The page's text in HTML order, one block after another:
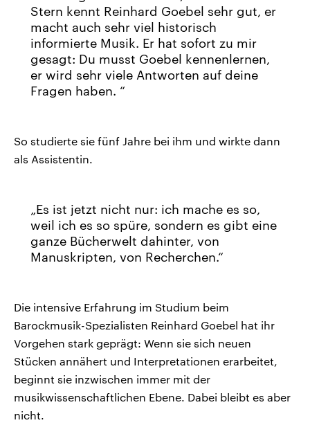
Stern kennt Reinhard Goebel sehr gut, er
macht auch sehr viel historisch
informierte Musik. Er hat sofort zu mir
gesagt: Du musst Goebel kennenlernen,
er wird sehr viele Antworten auf deine
Fragen haben.
So studierte sie fünf Jahre bei ihm und wirkte dann
als Assistentin.
Es ist jetzt nicht nur: ich mache es so,
weil ich es so spüre, sondern es gibt eine
ganze Bücherwelt dahinter, von
Manuskripten, von Recherchen.
Die intensive Erfahrung im Studium beim
Barockmusik-Spezialisten Reinhard Goebel hat ihr
Vorgehen stark geprägt: Wenn sie sich neuen
Stücken annähert und Interpretationen erarbeitet,
beginnt sie inzwischen immer mit der
musikwissenschaftlichen Ebene. Dabei bleibt es aber
nicht.